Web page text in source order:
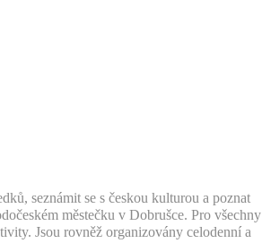
seznámit se s českou kulturou a poznat
městečku v Dobrušce. Pro všechny
Jsou rovněž organizovány celodenní a